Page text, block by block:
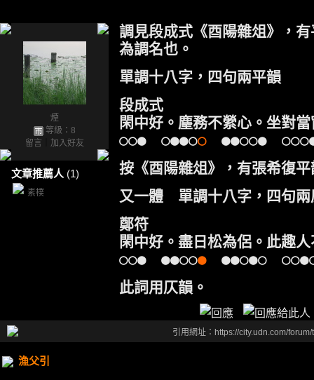
煙
等級：8
留言
加入好友
文章推薦人 (1)
素樸
調見段成式《酉陽雜俎》，
為調名也。
單調十八字，四句兩平韻
段成式
閑中好。塵務不縈心。坐對
○○● ○●●○○ ●●○○●
按《酉陽雜俎》，有張希復
又一體 單調十八字，四句兩
鄭符
閑中好。盡日松為侶。此趣
○○● ●●○○● ●●○●○
此詞用仄韻。
引用網址：https://city.udn.com/
漁父引